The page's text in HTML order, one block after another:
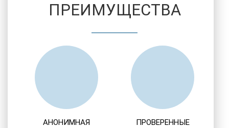
ПРЕИМУЩЕСТВА
АНОНИМНАЯ
ПРОВЕРЕННЫЕ